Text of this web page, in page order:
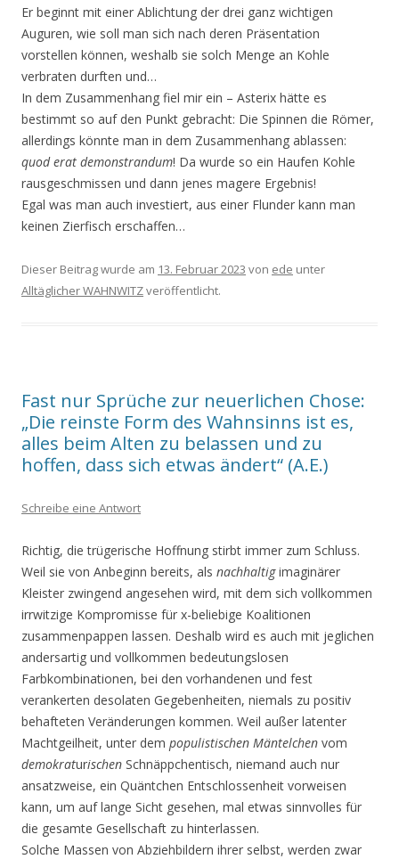
Er beginnt mit einer Ablichtung der drei ganz wichtigen
Auguren, wie soll man sich nach deren Präsentation
vorstellen können, weshalb sie solch Menge an Kohle
verbraten durften und…
In dem Zusammenhang fiel mir ein – Asterix hätte es
bestimmt so auf den Punkt gebracht: Die Spinnen die Römer,
allerdings könnte man in dem Zusammenhang ablassen:
quod erat demonstran­dum! Da wurde so ein Haufen Kohle
rausgeschmissen und dann jenes magere Ergebnis!
Egal was man auch investiert, aus einer Flunder kann man
keinen Zierfisch erschaffen…
Dieser Beitrag wurde am 13. Februar 2023 von ede unter
Alltäglicher WAHNWITZveröffentlicht.
Fast nur Sprüche zur neuerlichen Chose:
„Die reinste Form des Wahnsinns ist es,
alles beim Alten zu belassen und zu
hoffen, dass sich etwas ändert“ (A.E.)
Schreibe eine Antwort
Richtig, die trügerische Hoffnung stirbt immer zum Schluss.
Weil sie von Anbeginn bereits, als nachhaltigimaginärer
Kleister zwingend angesehen wird, mit dem sich vollkommen
irrwitzige Kompromisse für x-beliebige Koalitionen
zusammenpappen lassen. Deshalb wird es auch mit jeglichen
andersartig und vollkommen bedeutungslosen
Farbkombinationen, bei den vorhandenen und fest
verankerten desolaten Gegebenheiten, niemals zu positiv
behafteten Veränderungen kom­men. Weil außer latenter
Machtgeilheit, unter dem populistischen Mäntelchen vom
demokraturi­schen Schnäppchentisch, niemand auch nur
ansatzweise, ein Quäntchen Entschlossenheit vorweisen
kann, um auf lange Sicht gesehen, mal etwas sinnvolles für
die gesamte Gesellschaft zu hinterlas­sen.
Solche Massen von Abziehbildern ihrer selbst, werden zwar